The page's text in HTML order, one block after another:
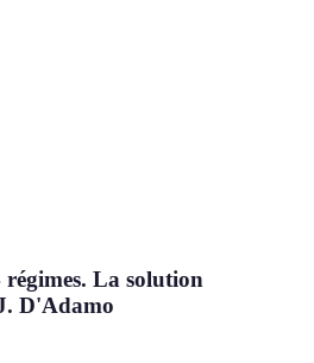
régimes. La solution
D'Adamo